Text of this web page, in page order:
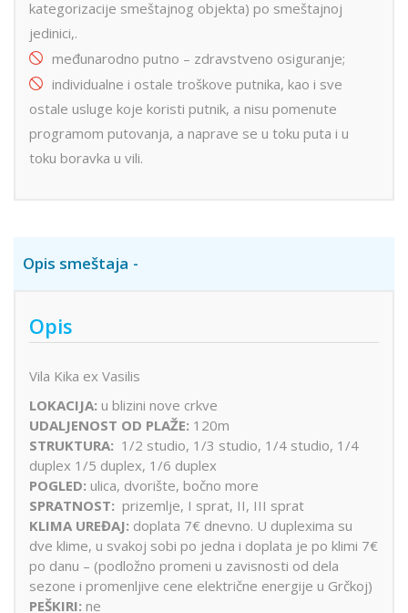
kategorizacije smeštajnog objekta) po smeštajnoj
jedinici,.
međunarodno putno – zdravstveno osiguranje;
individualne i ostale troškove putnika, kao i sve
ostale usluge koje koristi putnik, a nisu pomenute
programom putovanja, a naprave se u toku puta i u
toku boravka u vili.
Opis smeštaja
Opis
Vila Kika ex Vasilis
LOKACIJA: u blizini nove crkve
UDALJENOST OD PLAŽE: 120m
STRUKTURA: 1/2 studio, 1/3 studio, 1/4 studio, 1/4
duplex 1/5 duplex, 1/6 duplex
POGLED: ulica, dvorište, bočno more
SPRATNOST: prizemlje, I sprat, II, III sprat
KLIMA UREĐAJ: doplata 7€ dnevno. U duplexima su
dve klime, u svakoj sobi po jedna i doplata je po klimi 7€
po danu – (podložno promeni u zavisnosti od dela
sezone i promenljive cene električne energije u Grčkoj)
PEŠKIRI: ne